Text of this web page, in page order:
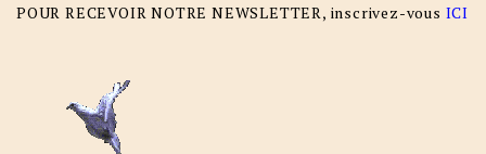
POUR RECEVOIR NOTRE NEWSLETTER, inscrivez-vous ICI